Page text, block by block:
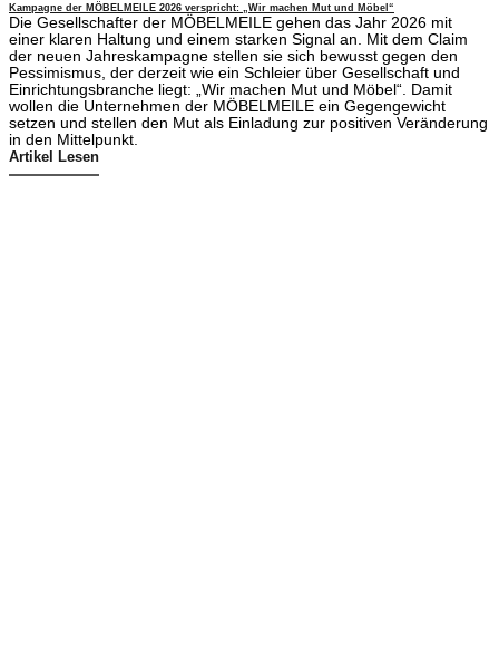
Kampagne der MÖBELMEILE 2026 verspricht: „Wir machen Mut und Möbel“
Die Gesellschafter der MÖBELMEILE gehen das Jahr 2026 mit
einer klaren Haltung und einem starken Signal an. Mit dem Claim
der neuen Jahreskampagne stellen sie sich bewusst gegen den
Pessimismus, der derzeit wie ein Schleier über Gesellschaft und
Einrichtungsbranche liegt: „Wir machen Mut und Möbel“. Damit
wollen die Unternehmen der MÖBELMEILE ein Gegengewicht
setzen und stellen den Mut als Einladung zur positiven Veränderung
in den Mittelpunkt.
Artikel Lesen